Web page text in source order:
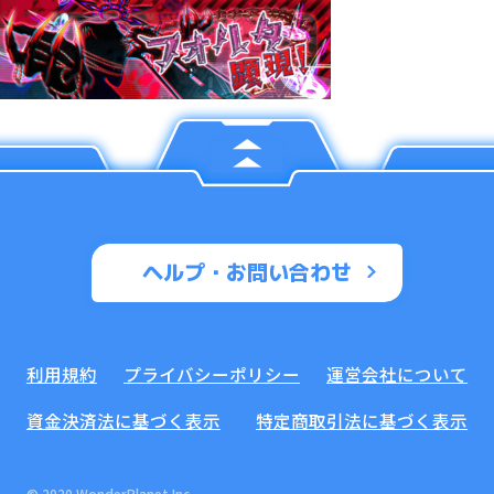
ヘルプ・お問い合わせ
利用規約 プライバシーポリシー
運営会社について
資金決済法に基づく表示
特定商取引法に基づく表示